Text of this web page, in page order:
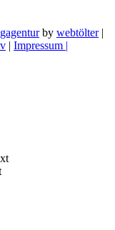
by webtölter|
| Impressum |